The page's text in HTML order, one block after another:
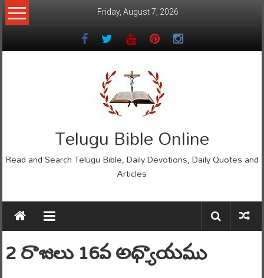
Skip
to
Friday, August 7, 2026
Telugu Bible Online
Read and Search Telugu Bible, Daily Devotions, Daily Quotes and
Articles
2 రాజులు 16వ అధ్యాయము